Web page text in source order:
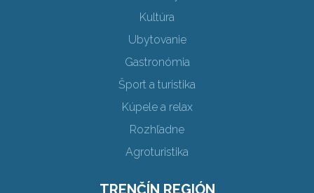
Kultúra
Ubytovanie
Gastronómia
Šport a turistika
Kúpele a relax
Rozhľadne
Agroturistika
TRENČÍN REGIÓN